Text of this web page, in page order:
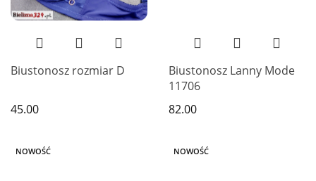
Biustonosz rozmiar D
45.00
Biustonosz Lanny Mode
11706
82.00
NOWOŚĆ NOWOŚĆ